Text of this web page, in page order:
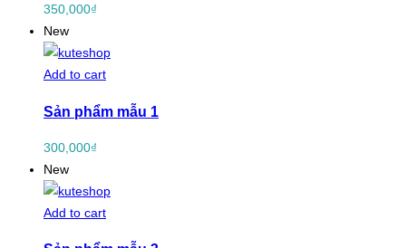
350,000₫
New
Add to cart
Sản phẩm mẫu 1
300,000₫
New
Add to cart